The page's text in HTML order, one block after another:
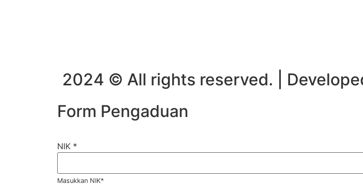
2024 © All rights reserved. |
Form Pengaduan
NIK *
Masukkan NIK*